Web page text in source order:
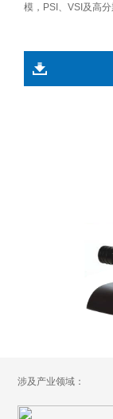
模，PSI、VSI及高分
涉及产业领域：